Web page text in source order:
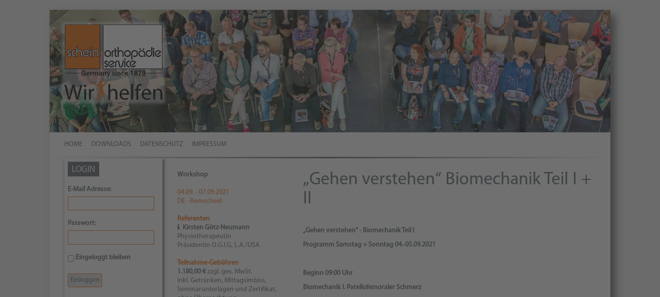
HOME DOWNLOADS DATENSCHUTZ IMPRESSUM
LOGIN
E-Mail Adresse:
Passwort:
Eingeloggt bleiben
Workshop
04.09. - 07.09.2021
DE - Remscheid
Referenten
Kirsten Götz-Neumann
Physiotherapeutin
Präsidentin O.G.I.G, L.A./USA
Teilnahme-Gebühren
1.180,00 €zzgl. ges. MwSt.
inkl. Getränken, Mittagsimbiss,
Seminarunterlagen und Zertifikat,
„Gehen verstehen“ Biomechanik Teil I +
II
„Gehen verstehen“ - Biomechanik Teil I
Programm Samstag + Sonntag 04.-05.09.2021
Beginn 09:00 Uhr
Biomechanik I. Patellofemoraler Schmerz